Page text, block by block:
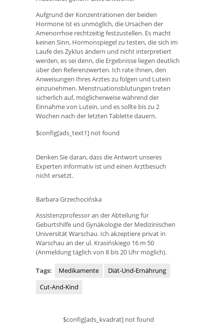
Aufgrund der Konzentrationen der beiden
Hormone ist es unmöglich, die Ursachen der
Amenorrhoe rechtzeitig festzustellen. Es macht
keinen Sinn, Hormonspiegel zu testen, die sich im
Laufe des Zyklus ändern und nicht interpretiert
werden, es sei denn, die Ergebnisse liegen deutlich
über den Referenzwerten. Ich rate Ihnen, den
Anweisungen Ihres Arztes zu folgen und Lutein
einzunehmen. Menstruationsblutungen treten
sicherlich auf, möglicherweise während der
Einnahme von Lutein, und es sollte bis zu 2
Wochen nach der letzten Tablette dauern.
$config[ads_text1] not found
Denken Sie daran, dass die Antwort unseres
Experten informativ ist und einen Arztbesuch
nicht ersetzt.
Barbara Grzechocińska
Assistenzprofessor an der Abteilung für
Geburtshilfe und Gynäkologie der Medizinischen
Universität Warschau. Ich akzeptiere privat in
Warschau an der ul. Krasińskiego 16 m 50
(Anmeldung täglich von 8 bis 20 Uhr möglich).
Tags: Medikamente
Diät-Und-Ernährung
Cut-And-Kind
$config[ads_kvadrat] not found